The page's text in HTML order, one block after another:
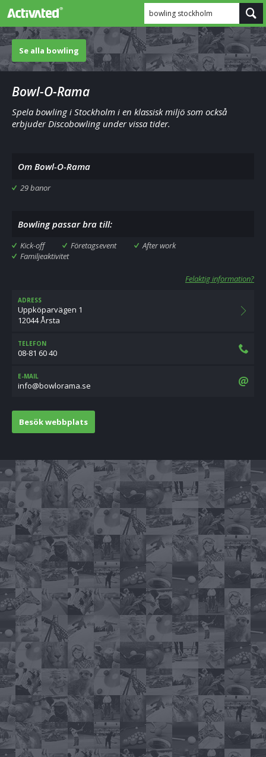
bowling stockholm
Se alla bowling
Bowl-O-Rama
Spela bowling i Stockholm i en klassisk miljö som också
erbjuder Discobowling under vissa tider.
Om Bowl-O-Rama
29 banor
Bowling passar bra till:
Kick-off Företagsevent
After work
Familjeaktivitet
Felaktig information?
ADRESS
Uppköparvägen 1
12044 Årsta
TELEFON
08-81 60 40
E-MAIL
es.amarolwob@ofni
Besök webbplats